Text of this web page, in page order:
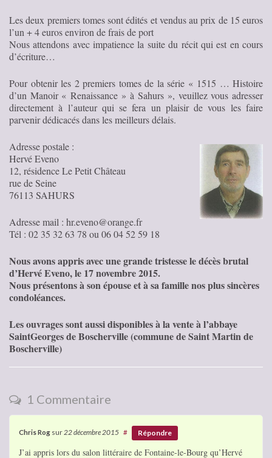
Les deux premiers tomes sont édités et vendus au prix de 15 euros
l’un + 4 euros environ de frais de port
Nous attendons avec impatience la suite du récit qui est en cours
d’écriture…
Pour obtenir les 2 premiers tomes de la série « 1515 … Histoire
d’un Manoir « Renaissance » à Sahurs », veuillez vous adresser
directement à l’auteur qui se fera un plaisir de vous les faire
parvenir dédicacés dans les meilleurs délais.
Adresse postale :
Hervé Eveno
12, résidence Le Petit Château
rue de Seine
76113 SAHURS
Adresse mail : hr.eveno@orange.fr
Tél : 02 35 32 63 78 ou 06 04 52 59 18
Nous avons appris avec une grande tristesse le décès brutal
d’Hervé Eveno, le 17 novembre 2015.
Nous présentons à son épouse et à sa famille nos plus sincères
condoléances.
Les ouvrages sont aussi disponibles à la vente à l’abbaye
SaintGeorges de Boscherville (commune de Saint Martin de
Boscherville)
1 Commentaire
Chris Rog sur 22 décembre 2015 # Répondre
J’ai appris lors du salon littéraire de Fontaine-le-Bourg qu’Hervé